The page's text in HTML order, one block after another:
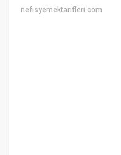
nefisyemektarifleri.com